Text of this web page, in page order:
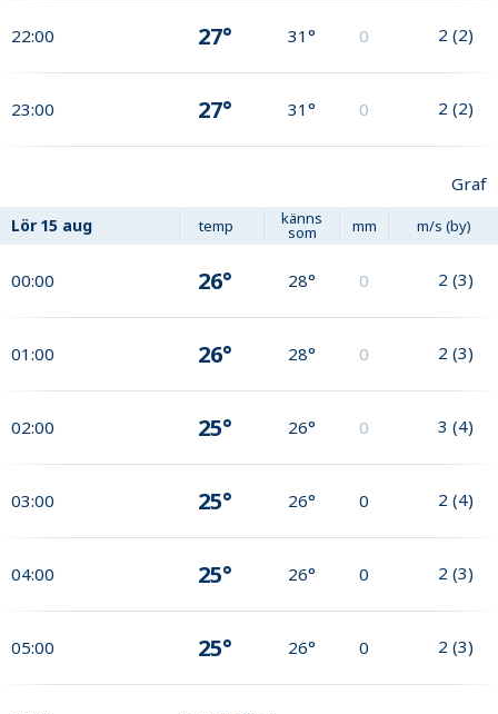
22:00 27° 31° 0 2 (2)
23:00 27° 31° 0 2 (2)
Graf
Lör 15 aug temp känns
som mm m/s (by)
00:00 26° 28° 0 2 (3)
01:00 26° 28° 0 2 (3)
02:00 25° 26° 0 3 (4)
03:00 25° 26° 0 2 (4)
04:00 25° 26° 0 2 (3)
05:00 25° 26° 0 2 (3)